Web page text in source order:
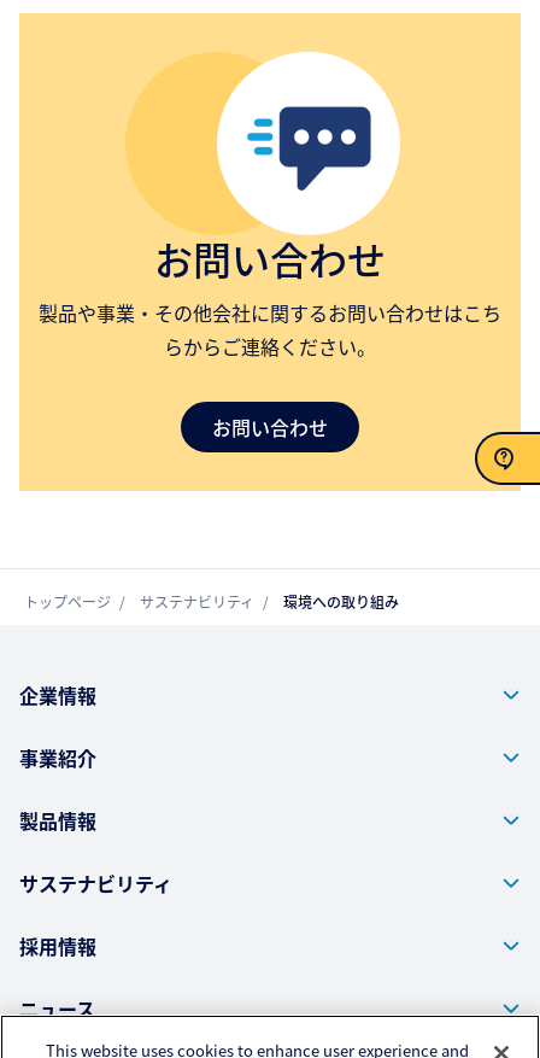
お問い合わせ
製品や事業・その他会社に関するお問い合わせはこち
らからご連絡ください。
お問い合わせ
トップページ サステナビリティ 環境への取り組み
企業情報
事業紹介
製品情報
サステナビリティ
採用情報
ニュース
This website uses cookies to enhance user experience and